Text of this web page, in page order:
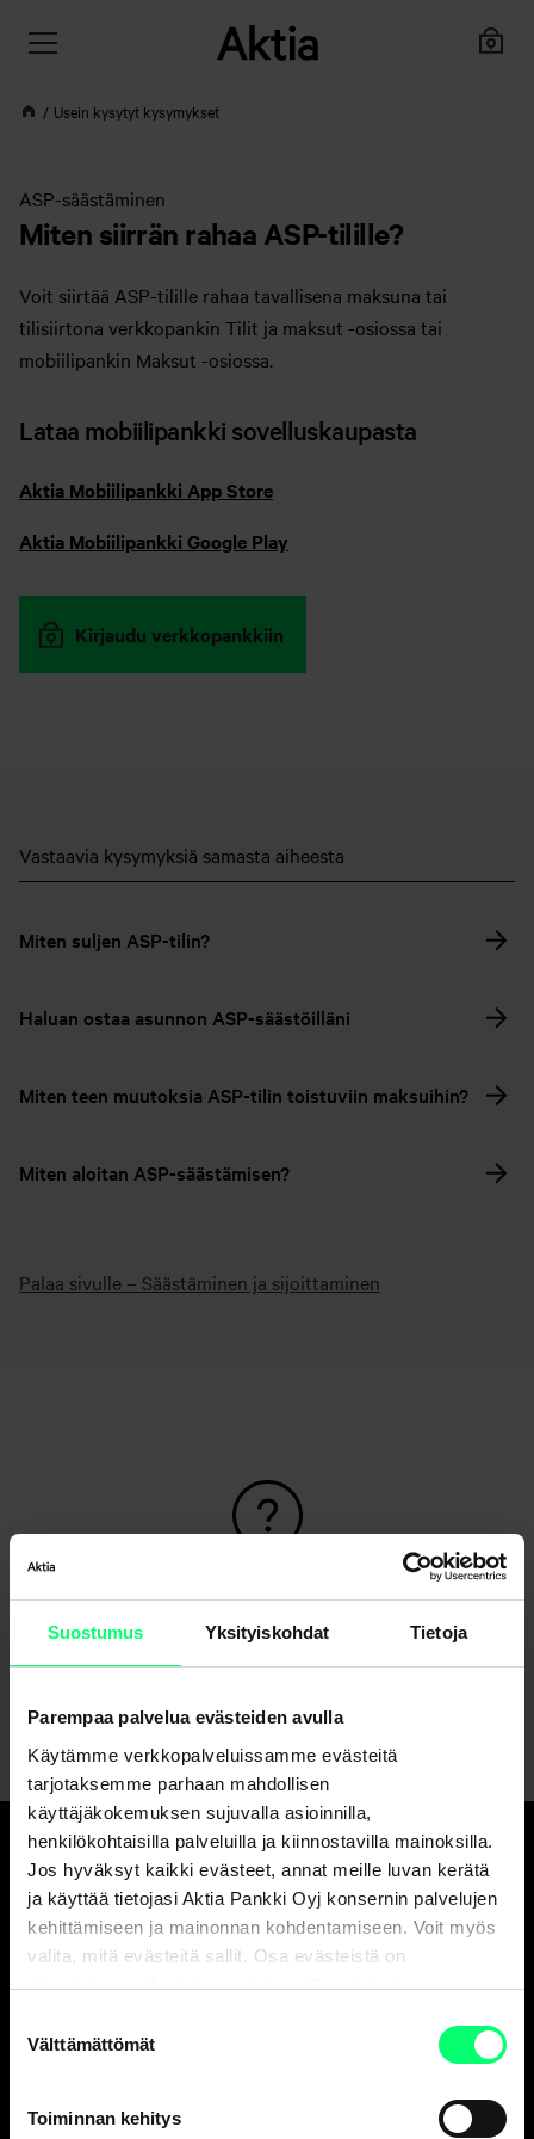
Suostumus Yksityiskohdat Tietoja
Parempaa palvelua evästeiden avulla
Käytämme verkkopalveluissamme evästeitä
tarjotaksemme parhaan mahdollisen
käyttäjäkokemuksen sujuvalla asioinnilla,
henkilökohtaisilla palveluilla ja kiinnostavilla mainoksilla.
Jos hyväksyt kaikki evästeet, annat meille luvan kerätä
ja käyttää tietojasi Aktia Pankki Oyj konsernin palvelujen
kehittämiseen ja mainonnan kohdentamiseen. Voit myös
valita, mitä evästeitä sallit. Osa evästeistä on
sivustojemme luotettavan ja turvallisen toiminnan
valinta
Välttämättömät
Toiminnan kehitys
Usein kysytyt kysymykset
ASP-säästäminen
Miten siirrän rahaa ASP-tilille?
Voit siirtää ASP-tilille rahaa tavallisena maksuna tai
tilisiirtona verkkopankin Tilit ja maksut -osiossa tai
mobiilipankin Maksut -osiossa.
Lataa mobiilipankki sovelluskaupasta
Aktia Mobiilipankki App Store
Aktia Mobiilipankki Google Play
Kirjaudu verkkopankkiin
Vastaavia kysymyksiä samasta aiheesta
Miten suljen ASP-tilin?
Haluan ostaa asunnon ASP-säästöilläni
Miten teen muutoksia ASP-tilin toistuviin maksuihin?
Miten aloitan ASP-säästämisen?
Palaa sivulle – Säästäminen ja sijoittaminen
Asiakaspalvelu
Hyvä pankki.
Ja erinomainen
varainhoitaja.
Asiakaspalvelu
ark. 8-18